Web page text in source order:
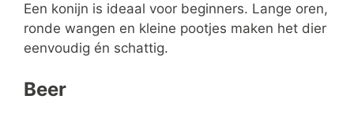
Een konijn is ideaal voor beginners. Lange oren,
ronde wangen en kleine pootjes maken het dier
eenvoudig én schattig.
Beer